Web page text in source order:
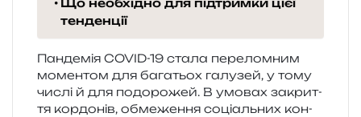
тенденції
Пандемія COVID-19 стала пере­лом­ним
момен­том для бага­тьох галу­зей, у тому
числі й для подо­ро­жей. В умо­вах закри­т­
тя кор­до­нів, обме­же­н­ня соці­аль­них кон­